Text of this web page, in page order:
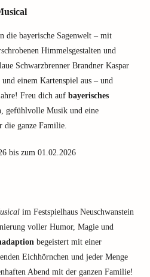
die bayerische Sagenwelt – mit
Himmelsgestalten und
Schwarzbrenner Brandner Kaspar
einem Kartenspiel aus – und
Freu dich auf bayerisches
gefühlvolle Musik und eine
die ganze Familie.
bis zum 01.02.2026
im Festspielhaus Neuschwanstein
voller Humor, Magie und
begeistert mit einer
Eichhörnchen und jeder Menge
Abend mit der ganzen Familie!